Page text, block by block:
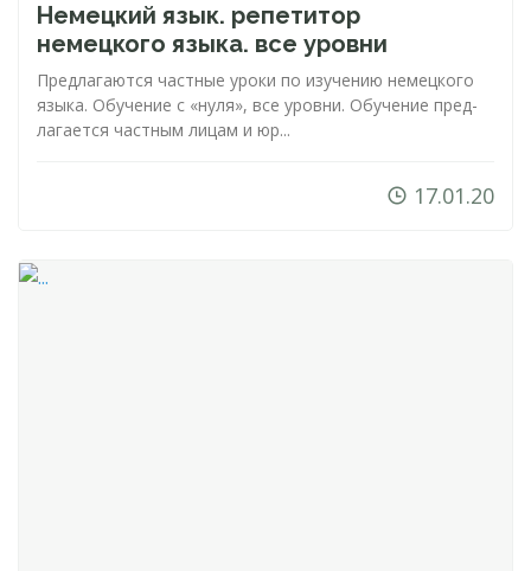
Немецкий язык. репетитор
немецкого языка. все уровни
Пред­ла­га­ют­ся час­тные уро­ки по изу­че­нию не­мец­ко­го
язы­ка. Обуче­ние с «ну­ля», все уров­ни. Обу­че­ние пред­
ла­га­ет­ся час­тным ли­цам и юр...
17.01.20